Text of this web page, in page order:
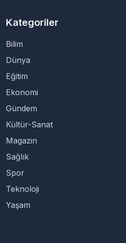
Kategoriler
Bilim
Dünya
Eğitim
Ekonomi
Gündem
Kültür-Sanat
Magazin
Sağlık
Spor
Teknoloji
Yaşam